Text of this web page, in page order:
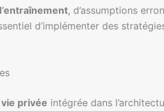
, d’assumptions
d’implémenter des
privée intégrée dans